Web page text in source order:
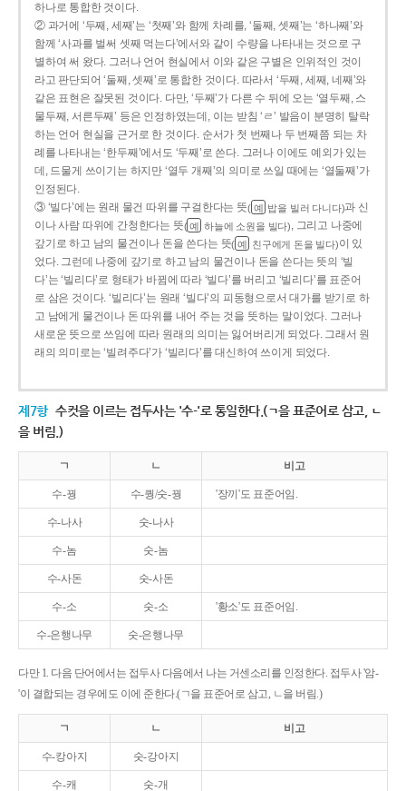
하나로 통합한 것이다.
② 과거에 ‘두째, 세째’는 ‘첫째’와 함께 차례를, ‘둘째, 셋째’는 ‘하나째’와
함께 ‘사과를 벌써 셋째 먹는다’에서와 같이 수량을 나타내는 것으로 구
별하여 써 왔다. 그러나 언어 현실에서 이와 같은 구별은 인위적인 것이
라고 판단되어 ‘둘째, 셋째’로 통합한 것이다. 따라서 ‘두째, 세째, 네째’와
같은 표현은 잘못된 것이다. 다만, ‘두째’가 다른 수 뒤에 오는 ‘열두째, 스
물두째, 서른두째’ 등은 인정하였는데, 이는 받침 ‘ㄹ’ 발음이 분명히 탈락
하는 언어 현실을 근거로 한 것이다. 순서가 첫 번째나 두 번째쯤 되는 차
례를 나타내는 ‘한두째’에서도 ‘두째’로 쓴다. 그러나 이에도 예외가 있는
데, 드물게 쓰이기는 하지만 ‘열두 개째’의 의미로 쓰일 때에는 ‘열둘째’가
인정된다.
③ ‘빌다’에는 원래 물건 따위를 구걸한다는 뜻( 예 밥을 빌러 다니다)과 신
이나 사람 따위에 간청한다는 뜻( 예 하늘에 소원을 빌다), 그리고 나중에
갚기로 하고 남의 물건이나 돈을 쓴다는 뜻( 예 친구에게 돈을 빌다)이 있
었다. 그런데 나중에 갚기로 하고 남의 물건이나 돈을 쓴다는 뜻의 ‘빌
다’는 ‘빌리다’로 형태가 바뀜에 따라 ‘빌다’를 버리고 ‘빌리다’를 표준어
로 삼은 것이다. ‘빌리다’는 원래 ‘빌다’의 피동형으로서 대가를 받기로 하
고 남에게 물건이나 돈 따위를 내어 주는 것을 뜻하는 말이었다. 그러나
새로운 뜻으로 쓰임에 따라 원래의 의미는 잃어버리게 되었다. 그래서 원
래의 의미로는 ‘빌려주다’가 ‘빌리다’를 대신하여 쓰이게 되었다.
제7항 수컷을 이르는 접두사는 '수-'로 통일한다.(ㄱ을 표준어로 삼고, ㄴ
을 버림.)
ㄱ ㄴ 비고
수-꿩 수-퀑/숫-꿩 '장끼'도 표준어임.
수-나사 숫-나사
수-놈 숫-놈
수-사돈 숫-사돈
수-소 숫-소 '황소'도 표준어임.
수-은행나무 숫-은행나무
다만 1. 다음 단어에서는 접두사 다음에서 나는 거센소리를 인정한다. 접두사 '암-
'이 결합되는 경우에도 이에 준한다.(ㄱ을 표준어로 삼고, ㄴ을 버림.)
ㄱ ㄴ 비고
수-캉아지 숫-강아지
수-캐 숫-개